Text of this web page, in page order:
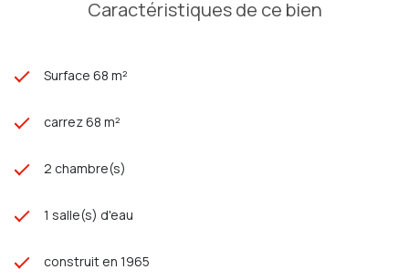
Caractéristiques de ce bien
Surface 68 m²
carrez 68 m²
2 chambre(s)
1 salle(s) d'eau
construit en 1965